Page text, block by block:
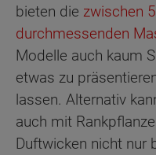
bieten die zwischen
durchmessenden
Modelle auch kaum
etwas zu
lassen. Alternativ
auch mit
Duftwicken nicht nur